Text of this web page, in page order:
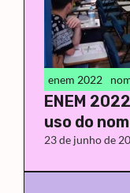
enem 2022
ENEM
uso do
23 de junho de